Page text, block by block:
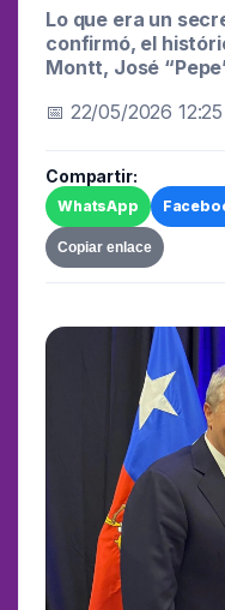
Lo que era un
confirmó, el
Montt, José
📅 22/05/2026
Compartir:
WhatsApp
Copiar enlace